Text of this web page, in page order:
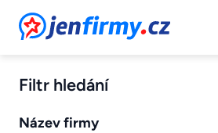
JenFirmy.cz
Filtr hledání
Název firmy